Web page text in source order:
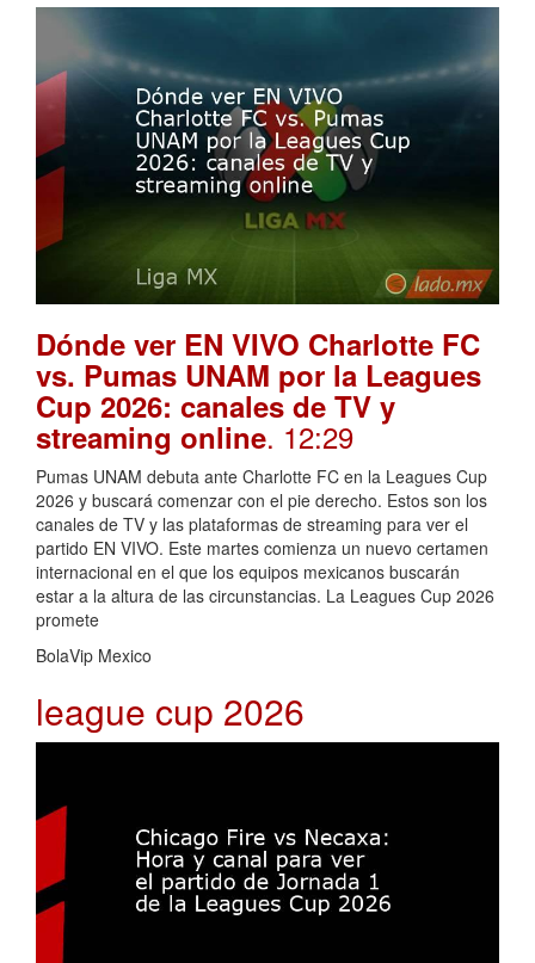
Dónde ver EN VIVO Charlotte FC
vs. Pumas UNAM por la Leagues
Cup 2026: canales de TV y
streaming online. 12:29
Pumas UNAM debuta ante Charlotte FC en la Leagues Cup
2026 y buscará comenzar con el pie derecho. Estos son los
canales de TV y las plataformas de streaming para ver el
partido EN VIVO. Este martes comienza un nuevo certamen
internacional en el que los equipos mexicanos buscarán
estar a la altura de las circunstancias. La Leagues Cup 2026
promete
BolaVip Mexico
league cup 2026